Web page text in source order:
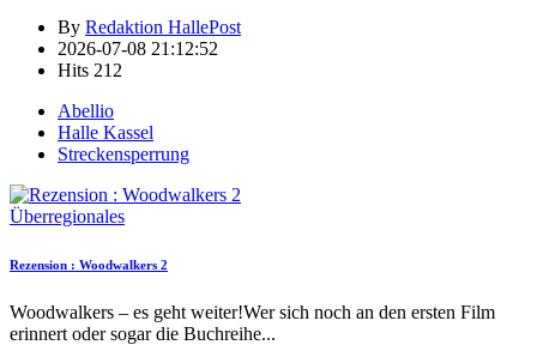
By Redaktion HallePost
2026-07-08 21:12:52
Hits 212
Abellio
Halle Kassel
Streckensperrung
Überregionales
Rezension : Woodwalkers 2
Woodwalkers – es geht weiter!Wer sich noch an den ersten Film
erinnert oder sogar die Buchreihe...